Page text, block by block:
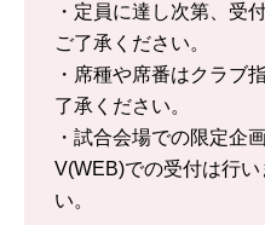
・定員に達し次第、受
ご了承ください。
・席種や席番はクラブ
了承ください。
・試合会場での限定企
V(WEB)での受付は行
い。